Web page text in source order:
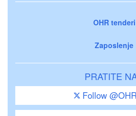
OHR tenderi
Zaposlenje
PRATITE
Follow